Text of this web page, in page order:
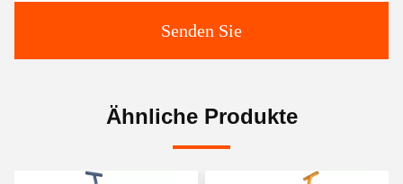
Senden Sie
Ähnliche Produkte